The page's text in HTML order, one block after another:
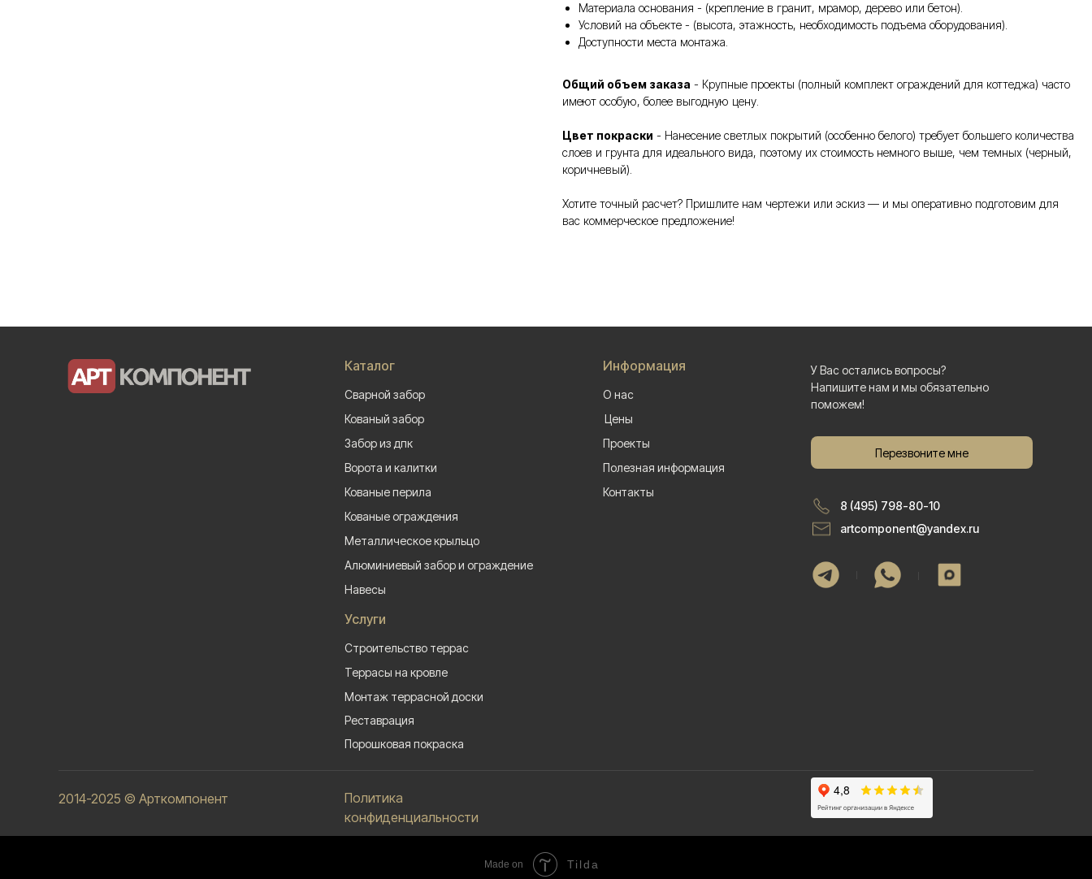
Материала основания - (крепление в гранит, мрамор, дерево или бетон).
Условий на объекте - (высота, этажность, необходимость подъема оборудования).
Доступности места монтажа.
Общий объем заказа - Крупные проекты (полный комплект ограждений для коттеджа) часто
имеют особую, более выгодную цену.
Цвет покраски - Нанесение светлых покрытий (особенно белого) требует большего количества
слоев и грунта для идеального вида, поэтому их стоимость немного выше, чем темных (черный,
коричневый).
Хотите точный расчет? Пришлите нам чертежи или эскиз — и мы оперативно подготовим для
вас коммерческое предложение!
Каталог
Сварной забор
Кованый забор
Забор из дпк
Ворота и калитки
Металлическое крыльцо
Навесы
Алюминиевый забор и ограждение
Кованые ограждения
Кованые перила
Строительство террас
Террасы на кровле
Монтаж террасной доски
Реставрация
Порошковая покраска
Услуги
2014-2025 © Арткомпонент
Политика
конфиденциальности
Информация
О нас
Цены
Проекты
Полезная информация
Контакты
Перезвоните мне
У Вас остались вопросы?
Напишите нам и мы обязательно
поможем!
8 (495) 798-80-10
artcomponent@yandex.ru
Made on Tilda